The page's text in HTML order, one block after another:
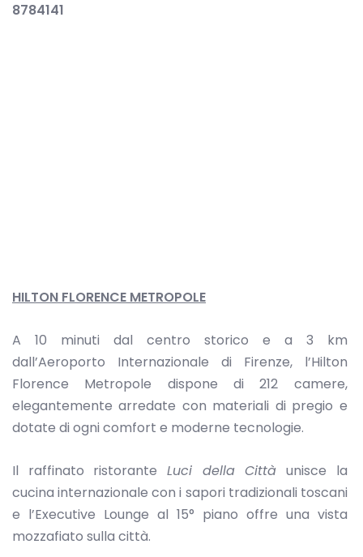
8784141
HILTON FLORENCE METROPOLE
A 10 minuti dal centro storico e a 3 km
dall’Aeroporto Internazionale di Firenze, l’Hilton
Florence Metropole dispone di 212 camere,
elegantemente arredate con materiali di pregio e
dotate di ogni comfort e moderne tecnologie.
Il raffinato ristoranteLuci della Città unisce la
cucina internazionale con i sapori tradizionali toscani
e l’Executive Lounge al 15° piano offre una vista
mozzafiato sulla città.